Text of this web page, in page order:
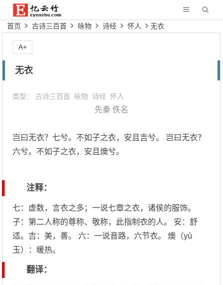
首页 古诗三百首 咏物 诗经 怀人 无衣
无衣
类型： 古诗三百首 咏物 诗经 怀人
先秦 佚名
岂曰无衣？七兮。不如子之衣，安且吉兮。 岂曰无衣？
六兮。不如子之衣，安且燠兮。
注释：
七：虚数，言衣之多；一说七章之衣，诸侯的服饰。
子：第二人称的尊称、敬称，此指制衣的人。 安：舒
适。吉：美，善。 六：一说音路，六节衣。 燠（yù
玉）：暖热。
翻译：
A+